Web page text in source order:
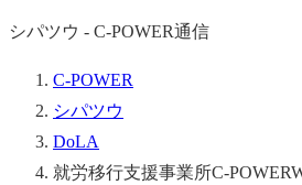
シパツウ - C-POWER通信
C-POWER
シパツウ
DoLA
就労移行支援事業所C-